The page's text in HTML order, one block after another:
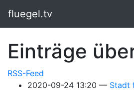
fluegel.tv
Einträge
RSS-Feed
2020-09-24 13:20
Stadt